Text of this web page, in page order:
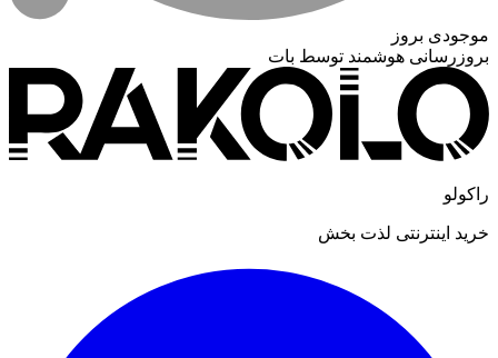
موجودی بروز
بروزرسانی هوشمند توسط بات
راکولو
خرید اینترنتی لذت بخش